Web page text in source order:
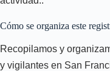
Cómo se organiza este
Recopilamos y
y vigilantes en San